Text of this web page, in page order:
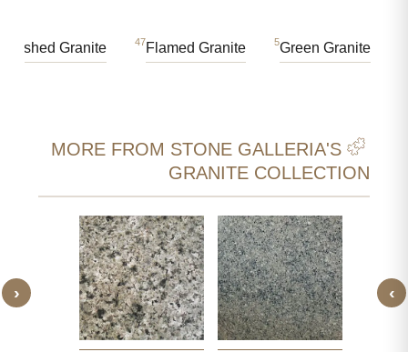
Green Granite
5
Flamed Granite
47
Granite
MORE FROM STONE GALLERIA'S
GRANITE COLLECTION
‹ ›